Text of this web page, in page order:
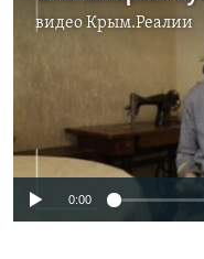
видеоКрым.Реалии
No media
0:00